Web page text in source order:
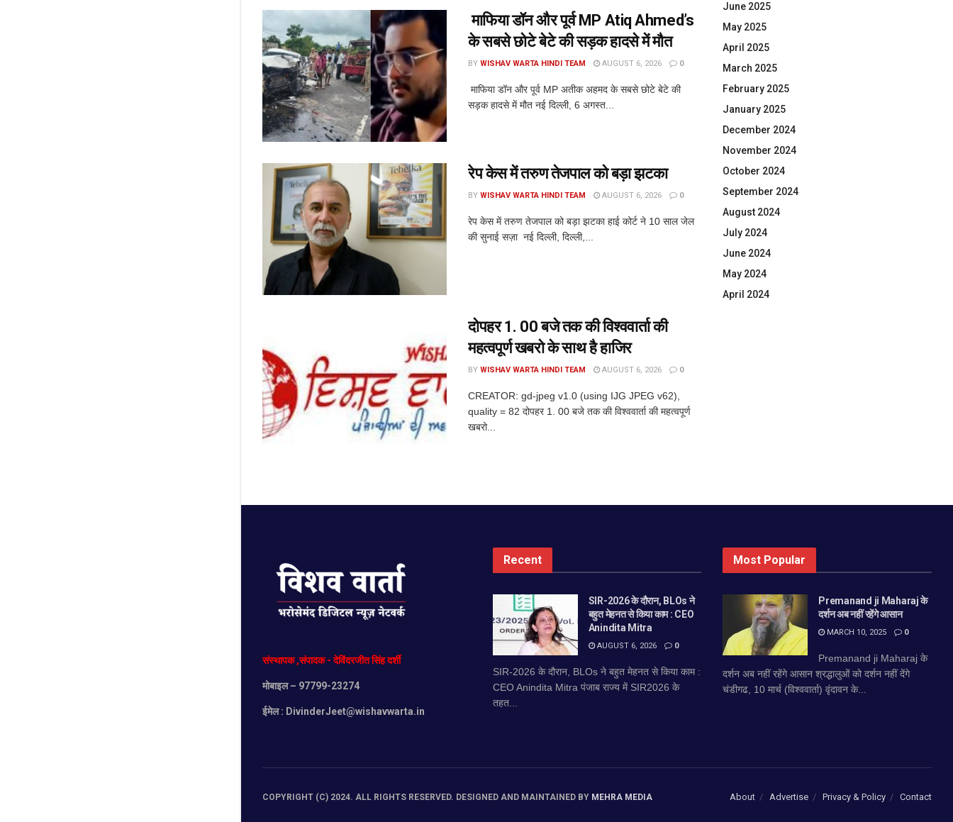
माफिया डॉन और पूर्व MP Atiq Ahmed’s
के सबसे छोटे बेटे की सड़क हादसे में मौत
BY WISHAV WARTA HINDI TEAM AUGUST 6, 2026 0
माफिया डॉन और पूर्व MP अतीक अहमद के सबसे छोटे बेटे की
सड़क हादसे में मौत नई दिल्ली, 6 अगस्त...
रेप केस में तरुण तेजपाल को बड़ा झटका
BY WISHAV WARTA HINDI TEAM AUGUST 6, 2026 0
रेप केस में तरुण तेजपाल को बड़ा झटका हाई कोर्ट ने 10 साल जेल
की सुनाई सज़ा नई दिल्ली, दिल्ली,...
दोपहर 1. 00 बजे तक की विश्ववार्ता की
महत्वपूर्ण खबरो के साथ है हाजिर
BY WISHAV WARTA HINDI TEAM AUGUST 6, 2026 0
CREATOR: gd-jpeg v1.0 (using IJG JPEG v62),
quality = 82 दोपहर 1. 00 बजे तक की विश्ववार्ता की महत्वपूर्ण
खबरो...
June 2025
May 2025
April 2025
March 2025
February 2025
January 2025
December 2024
November 2024
October 2024
September 2024
August 2024
July 2024
June 2024
May 2024
April 2024
संस्थापक,संपादक-देविंदरजीतसिंहदर्शी
मोबाइल– 97799-23274
ईमेल : DivinderJeet@wishavwarta.in
Recent
SIR-2026 के दौरान, BLOs ने
बहुत मेहनत से किया काम : CEO
Anindita Mitra
AUGUST 6, 2026 0
SIR-2026 के दौरान, BLOs ने बहुत मेहनत से किया काम :
CEO Anindita Mitra पंजाब राज्य में SIR2026 के
तहत...
Most Popular
Premanand ji Maharaj के
दर्शन अब नहीं रहेंगे आसान
MARCH 10, 2025 0
Premanand ji Maharaj के
दर्शन अब नहीं रहेंगे आसान श्रद्धालुओं को दर्शन नहीं देंगे
चंडीगढ, 10 मार्च (विश्ववार्ता) वृंदावन के...
About Advertise Privacy & Policy Contact
COPYRIGHT (C) 2024. ALL RIGHTS RESERVED. DESIGNED AND MAINTAINED BY MEHRA MEDIA